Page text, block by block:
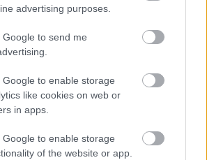
advertising purposes.
to send me
Google to enable storage
like cookies on web or
in apps.
Google to enable storage
of the website or app.